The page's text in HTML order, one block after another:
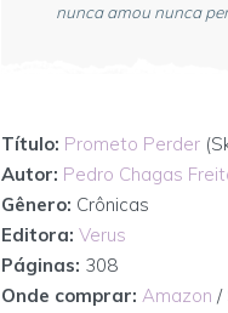
nunca amou nunca
Título: Prometo Perder
Autor: Pedro Chagas
Gênero: Crônicas
Editora: Verus
Páginas: 308
Onde comprar: Amazon /